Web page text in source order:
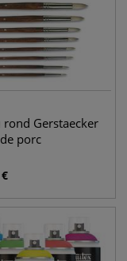
rond Gerstaecker
porc
€